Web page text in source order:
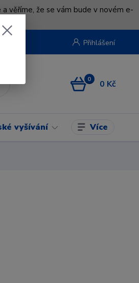
věříme, že se vám bude v novém e-
Přihlášení
0 0 Kč
vyšívání Více